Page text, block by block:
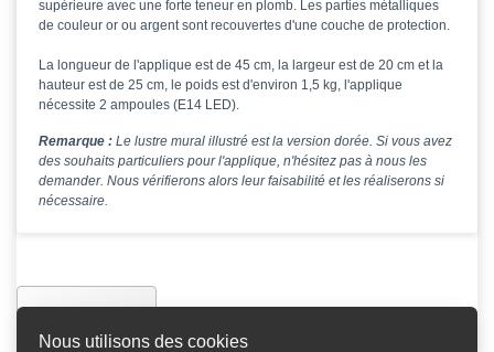
Nous utilisons des cookies
supérieure avec une forte teneur en plomb. Les parties métalliques
de couleur or ou argent sont recouvertes d'une couche de protection.
La longueur de l'applique est de 45 cm, la largeur est de 20 cm et la
hauteur est de 25 cm, le poids est d'environ 1,5 kg, l'applique
nécessite 2 ampoules (E14 LED).
Remarque : Le lustre mural illustré est la version dorée. Si vous avez
des souhaits particuliers pour l'applique, n'hésitez pas à nous les
demander. Nous vérifierons alors leur faisabilité et les réaliserons si
nécessaire.